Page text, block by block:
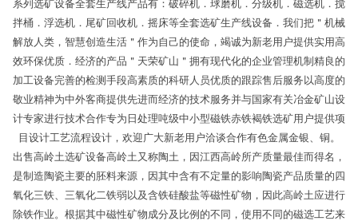
系列选矿设备全套生产线产品有：破碎机．球磨机．分级机．磁选机．搅
拌桶．浮选机．尾矿回收机．摇床等全套选矿生产线设备．我们把＂机械
解放人类，智慧创造生活＂作为自己的使命，竭诚为新老用户提供实用高
效环保优质．经济的产品＂天荣矿山＂拥有现代化的企业管理机制精良的
加工设备完善的检测手段高素质的科研人员优质的跟踪售后服务以高度的
敬业精神为中外客商提供先进而经济的技术服务并与国家有关冶金矿山设
计专家进行技术合作专为日处理吨级中小型磁铁赤铁褐铁选矿用户提供项
目设计工艺流程设计，欢迎广大新老用户洽谈合作有色金属金银、铜。
出售高岭土选矿设备高岭土又称陶土，因江西高岭所产质量最佳而得名，
是制造陶瓷主要的胚料来源，因其中含有不定量的影响陶瓷产品质量的四
氧化三铁、三氧化二铁弱以及含铁硅酸盐等磁性矿物，因此高岭土应进行
除铁作业。根据其中磁性矿物成分及比例的不同，使用不同的磁选工艺来